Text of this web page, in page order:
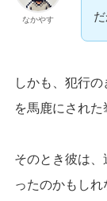
なかやす
しかも、犯行
を馬鹿にされた
そのとき彼は
ったのかもしれ